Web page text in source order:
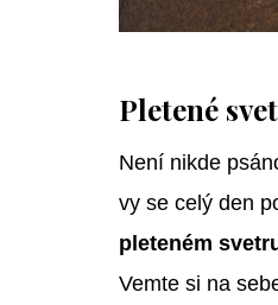
Pletené
Není nikde
vy se celý den
pleteném
Vemte si na